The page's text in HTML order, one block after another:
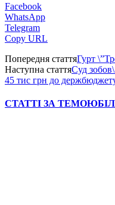
Facebook
WhatsApp
Telegram
Copy URL
Попередня статтяГурт
Наступна статтяСуд
45 тис грн до
СТАТТІ ЗА ТЕМОЮ